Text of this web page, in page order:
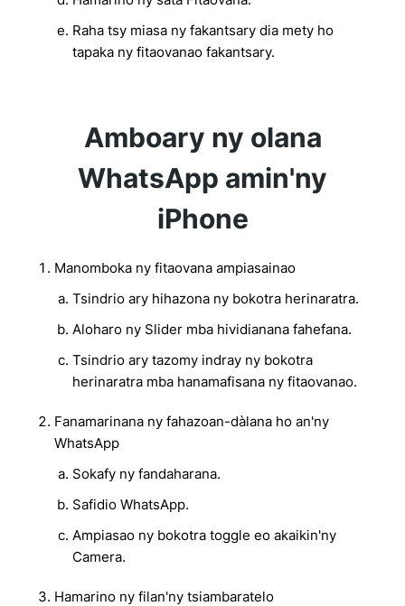
Raha tsy miasa ny fakantsary dia mety ho
tapaka ny fitaovanao fakantsary.
Amboary ny olana
WhatsApp amin'ny
iPhone
Manomboka ny fitaovana ampiasainao
Tsindrio ary hihazona ny bokotra herinaratra.
Aloharo ny Slider mba hividianana fahefana.
Tsindrio ary tazomy indray ny bokotra
herinaratra mba hanamafisana ny fitaovanao.
Fanamarinana ny fahazoan-dàlana ho an'ny
WhatsApp
Sokafy ny fandaharana.
Safidio WhatsApp.
Ampiasao ny bokotra toggle eo akaikin'ny
Camera.
Hamarino ny filan'ny tsiambaratelo